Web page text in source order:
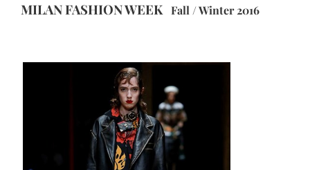
MILAN FASHION WEEK Fall / Winter 2016